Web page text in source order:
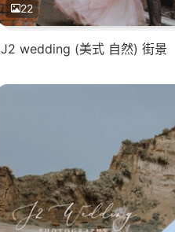
22
J2 wedding (美式 自然) 街景